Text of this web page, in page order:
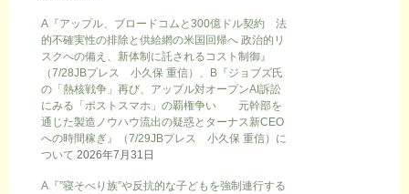
A『アップル、ブロードコムと300億ドル契約 法
的不確実性の排除と供給網の米国回帰へ 政治的リ
スクへの備え、新体制に託されるコスト制御』
（7/28JBプレス 小久保 重信）、B『ジョブズ氏
の「熱核戦争」再び、アップル対オープンAI訴訟
にみる「ポストスマホ」の覇権争い 元幹部を
通じた製造ノウハウ流出の疑惑とターナス新CEO
への時間稼ぎ』（7/29JBプレス 小久保 重信）に
ついて 2026年7月31日
A『”寝そべり族”や反抗的な子どもを強制連行する